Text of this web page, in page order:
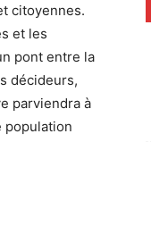
citoyennes.
et les
pont entre la
décideurs,
parviendra à
population